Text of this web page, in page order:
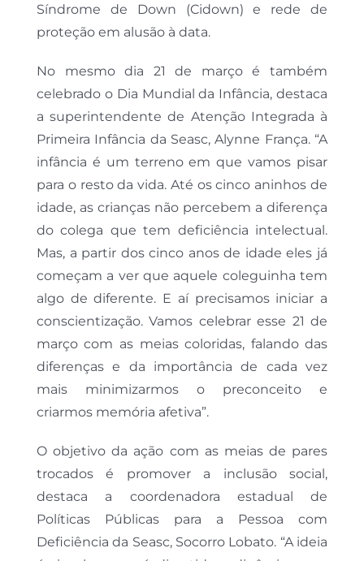
Síndrome de Down (Cidown) e rede de
proteção em alusão à data.
No mesmo dia 21 de março é também
celebrado o Dia Mundial da Infância, destaca
a superintendente de Atenção Integrada à
Primeira Infância da Seasc, Alynne França. “A
infância é um terreno em que vamos pisar
para o resto da vida. Até os cinco aninhos de
idade, as crianças não percebem a diferença
do colega que tem deficiência intelectual.
Mas, a partir dos cinco anos de idade eles já
começam a ver que aquele coleguinha tem
algo de diferente. E aí precisamos iniciar a
conscientização. Vamos celebrar esse 21 de
março com as meias coloridas, falando das
diferenças e da importância de cada vez
mais minimizarmos o preconceito e
criarmos memória afetiva”.
O objetivo da ação com as meias de pares
trocados é promover a inclusão social,
destaca a coordenadora estadual de
Políticas Públicas para a Pessoa com
Deficiência da Seasc, Socorro Lobato. “A ideia